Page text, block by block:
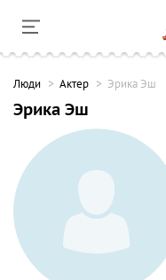
Люди Актер Эрика Эш
Эрика Эш